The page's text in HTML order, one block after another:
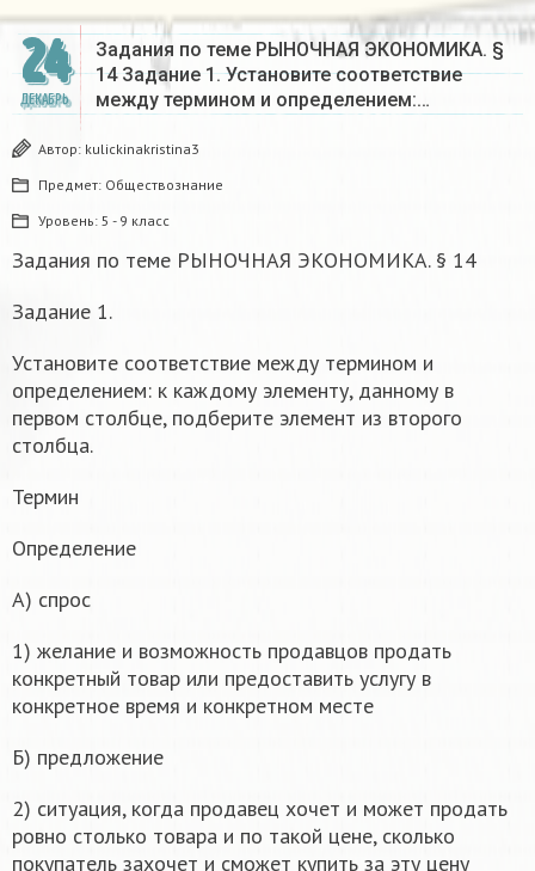
24
ДЕКАБРЬ
Задания по теме РЫНОЧНАЯ ЭКОНОМИКА. §
14 Задание 1. Установите соответствие
между термином и определением:…
Автор: kulickinakristina3
Предмет: Обществознание
Уровень: 5 - 9 класс
Задания по теме РЫНОЧНАЯ ЭКОНОМИКА. § 14
Задание 1.
Установите соответствие между термином и
определением: к каждому элементу, данному в
первом столбце, подберите элемент из второго
столбца.
Термин
Определение
А) спрос
1) желание и возможность продавцов продать
конкретный товар или предоставить услугу в
конкретное время и конкретном месте
Б) предложение
2) ситуация, когда продавец хочет и может продать
ровно столько товара и по такой цене, сколько
покупатель захочет и сможет купить за эту цену